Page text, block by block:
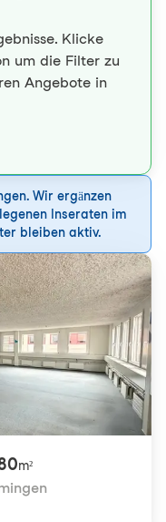
Klicke
um die Filter zu
Angebote in
Wir ergänzen
Inseraten im
bleiben aktiv.
m²